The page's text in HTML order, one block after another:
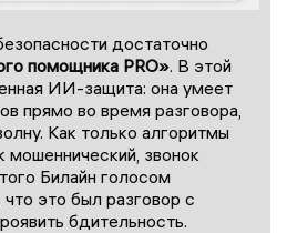
достаточно
помощника PRO». В этой
ИИ-защита: она умеет
прямо во время разговора,
Как только алгоритмы
мошеннический, звонок
Билайн голосом
это был разговор с
бдительность.